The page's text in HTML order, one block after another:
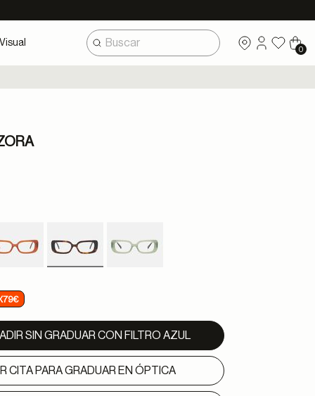
0
SIN GRADUAR CON FILTRO AZUL
CITA PARA GRADUAR EN ÓPTICA